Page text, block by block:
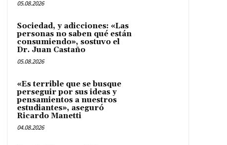
05.08.2026
Sociedad, y adicciones: «Las
personas no saben qué están
consumiendo», sostuvo el
Dr. Juan Castaño
05.08.2026
«Es terrible que se busque
perseguir por sus ideas y
pensamientos a nuestros
estudiantes», aseguró
Ricardo Manetti
04.08.2026